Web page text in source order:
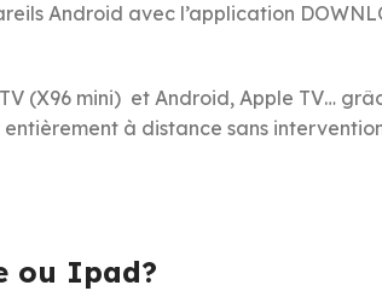
Android avec l’application
(X96 mini) et Android, Apple TV…
à distance sans
ou Ipad?